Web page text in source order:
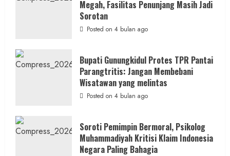
Ketum
PWRI
Minta
Megah, Fasilitas Penunjang Masih Jadi
Sorotan
Posted on 4 bulan ago
Bupati Gunungkidul Protes TPR Pantai
Parangtritis: Jangan Membebani
Wisatawan yang melintas
Posted on 4 bulan ago
Soroti Pemimpin Bermoral, Psikolog
Muhammadiyah Kritisi Klaim Indonesia
Negara Paling Bahagia